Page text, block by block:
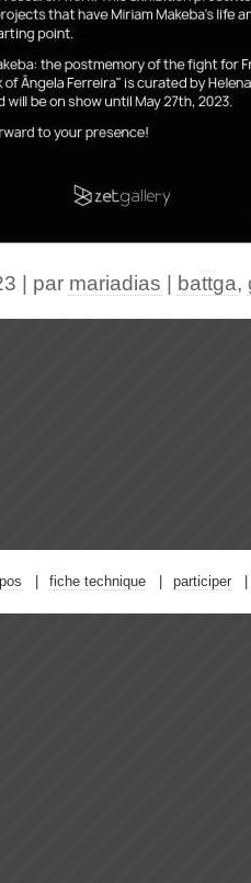
| par mariadias battga,
fiche technique participer